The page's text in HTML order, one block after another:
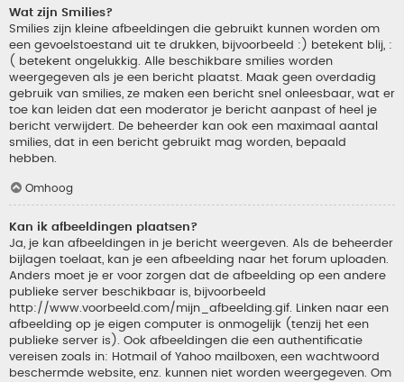
Wat zijn Smilies?
Smilies zijn kleine afbeeldingen die gebruikt kunnen worden om
een gevoelstoestand uit te drukken, bijvoorbeeld :) betekent blij, :
( betekent ongelukkig. Alle beschikbare smilies worden
weergegeven als je een bericht plaatst. Maak geen overdadig
gebruik van smilies, ze maken een bericht snel onleesbaar, wat er
toe kan leiden dat een moderator je bericht aanpast of heel je
bericht verwijdert. De beheerder kan ook een maximaal aantal
smilies, dat in een bericht gebruikt mag worden, bepaald
hebben.
Omhoog
Kan ik afbeeldingen plaatsen?
Ja, je kan afbeeldingen in je bericht weergeven. Als de beheerder
bijlagen toelaat, kan je een afbeelding naar het forum uploaden.
Anders moet je er voor zorgen dat de afbeelding op een andere
publieke server beschikbaar is, bijvoorbeeld
http://www.voorbeeld.com/mijn_afbeelding.gif. Linken naar een
afbeelding op je eigen computer is onmogelijk (tenzij het een
publieke server is). Ook afbeeldingen die een authentificatie
vereisen zoals in: Hotmail of Yahoo mailboxen, een wachtwoord
beschermde website, enz. kunnen niet worden weergegeven. Om